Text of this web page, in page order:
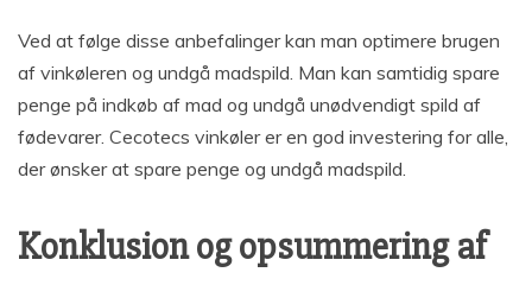
Ved at følge disse anbefalinger kan man optimere brugen
af vinkøleren og undgå madspild. Man kan samtidig spare
penge på indkøb af mad og undgå unødvendigt spild af
fødevarer. Cecotecs vinkøler er en god investering for alle,
der ønsker at spare penge og undgå madspild.
Konklusion og opsummering af